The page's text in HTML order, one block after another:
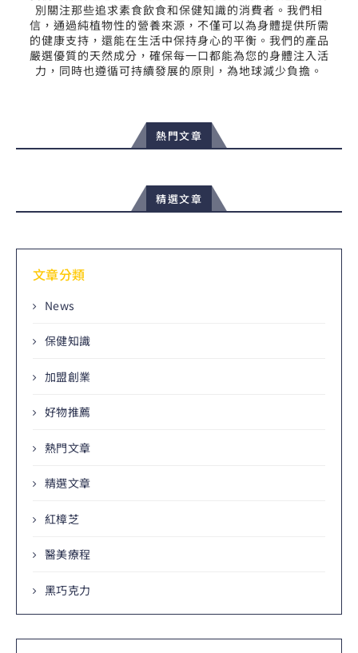
別關注那些追求素食飲食和保健知識的消費者。我們相
信，通過純植物性的營養來源，不僅可以為身體提供所需
的健康支持，還能在生活中保持身心的平衡。我們的產品
嚴選優質的天然成分，確保每一口都能為您的身體注入活
力，同時也遵循可持續發展的原則，為地球減少負擔。
熱門文章
精選文章
文章分類
News
保健知識
加盟創業
好物推薦
熱門文章
精選文章
紅樟芝
醫美療程
黑巧克力